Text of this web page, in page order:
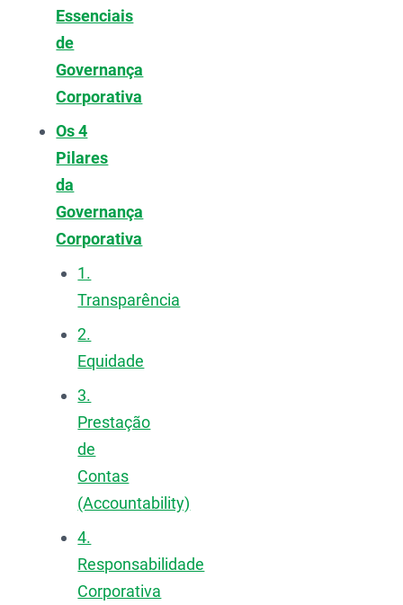
Essenciais
de
Governança
Corporativa
Os 4
Pilares
da
Governança
Corporativa
1.
Transparência
2.
Equidade
3.
Prestação
de
Contas
(Accountability)
4.
Responsabilidade
Corporativa